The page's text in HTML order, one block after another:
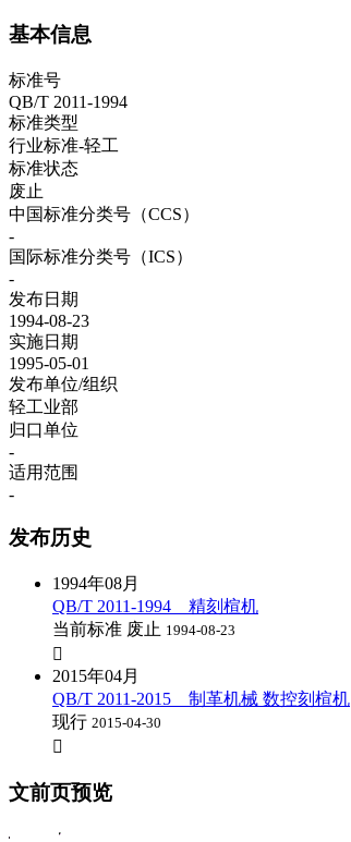
基本信息
标准号
QB/T 2011-1994
标准类型
行业标准-轻工
标准状态
废止
中国标准分类号（CCS）
-
国际标准分类号（ICS）
-
发布日期
1994-08-23
实施日期
1995-05-01
发布单位/组织
轻工业部
归口单位
-
适用范围
-
发布历史
1994年08月
QB/T 2011-1994 精刻楦机
当前标准 废止 1994-08-23

2015年04月
QB/T 2011-2015 制革机械 数控刻楦机
现行 2015-04-30

文前页预览